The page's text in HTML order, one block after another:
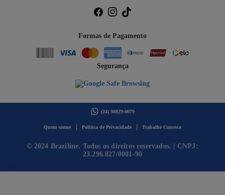
Formas de Pagamento
Segurança
(24) 98829-0079
Quem somos Política de Privacidade Trabalhe Conosco
© 2024 Braziline. Todos os direitos reservados. | CNPJ:
23.296.827/0001-90
>